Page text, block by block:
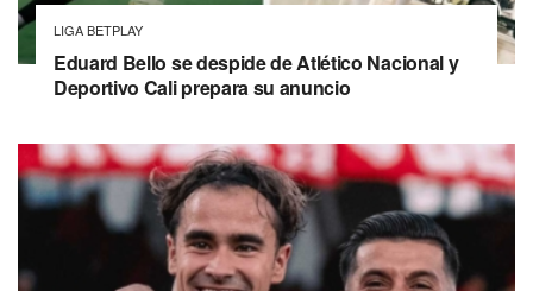
LIGA BETPLAY
Eduard Bello se despide de Atlético Nacional y
Deportivo Cali prepara su anuncio